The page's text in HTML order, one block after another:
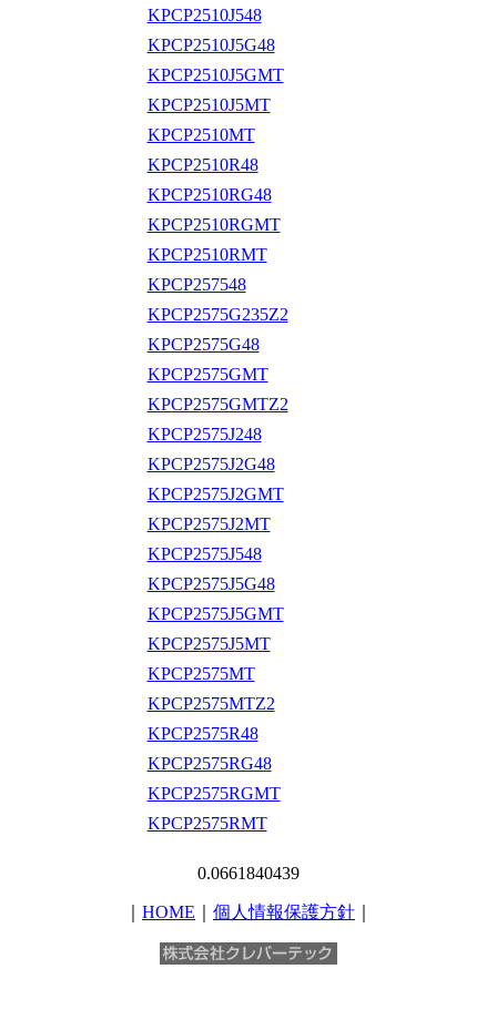
KPCP2510J548
KPCP2510J5G48
KPCP2510J5GMT
KPCP2510J5MT
KPCP2510MT
KPCP2510R48
KPCP2510RG48
KPCP2510RGMT
KPCP2510RMT
KPCP257548
KPCP2575G235Z2
KPCP2575G48
KPCP2575GMT
KPCP2575GMTZ2
KPCP2575J248
KPCP2575J2G48
KPCP2575J2GMT
KPCP2575J2MT
KPCP2575J548
KPCP2575J5G48
KPCP2575J5GMT
KPCP2575J5MT
KPCP2575MT
KPCP2575MTZ2
KPCP2575R48
KPCP2575RG48
KPCP2575RGMT
KPCP2575RMT
0.0661840439
HOME 個人情報保護方針